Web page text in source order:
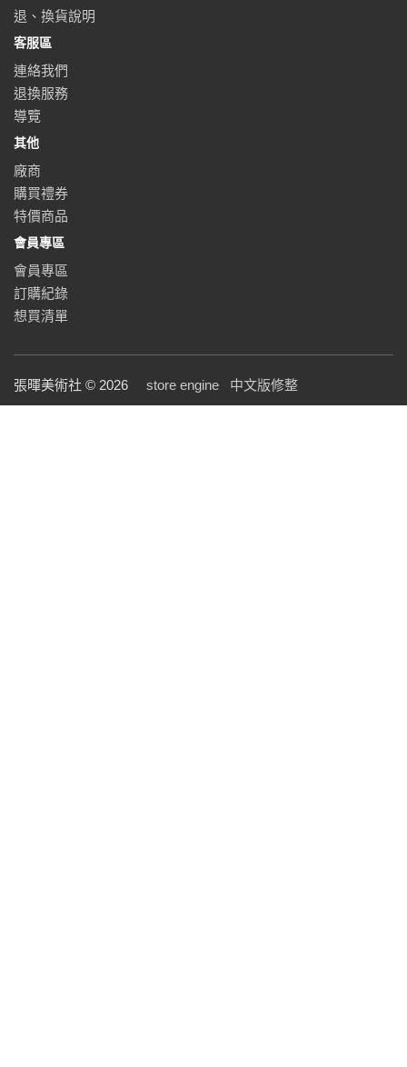
退、換貨說明
客服區
連絡我們
退換服務
導覽
其他
廠商
購買禮券
特價商品
會員專區
會員專區
訂購紀錄
想買清單
張暉美術社 © 2026 store engine 中文版修整